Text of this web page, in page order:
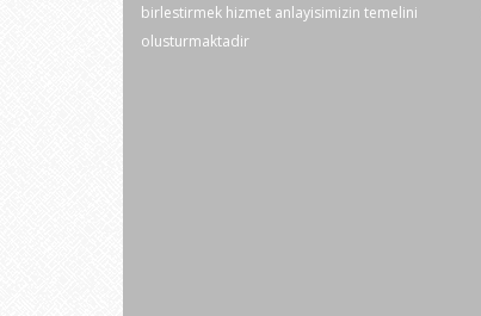
birlestirmek hizmet anlayisimizin temelini
olusturmaktadir